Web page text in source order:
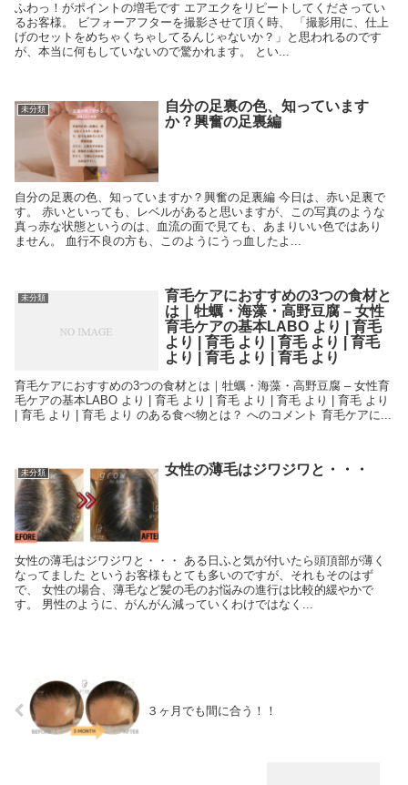
ふわっ！がポイントの増毛です エアエクをリピートしてくださってい
るお客様。 ビフォーアフターを撮影させて頂く時、 「撮影用に、仕上
げのセットをめちゃくちゃしてるんじゃないか？」と思われるのです
が、本当に何もしていないので驚かれます。 とい...
未分類
自分の足裏の色、知っています
か？興奮の足裏編
自分の足裏の色、知っていますか？興奮の足裏編 今日は、赤い足裏で
す。 赤いといっても、レベルがあると思いますが、この写真のような
真っ赤な状態というのは、血流の面で見ても、あまりいい色ではあり
ません。 血行不良の方も、このようにうっ血したよ...
未分類
育毛ケアにおすすめの3つの食材と
は｜牡蠣・海藻・高野豆腐 – 女性
育毛ケアの基本LABO より | 育毛
より | 育毛 より | 育毛 より | 育毛
より | 育毛 より | 育毛 より
育毛ケアにおすすめの3つの食材とは｜牡蠣・海藻・高野豆腐 – 女性育
毛ケアの基本LABO より | 育毛 より | 育毛 より | 育毛 より | 育毛 より
| 育毛 より | 育毛 より のある食べ物とは？ へのコメント 育毛ケアに...
未分類 女性の薄毛はジワジワと・・・
女性の薄毛はジワジワと・・・ ある日ふと気が付いたら頭頂部が薄く
なってました というお客様もとても多いのですが、それもそのはず
で、 女性の場合、薄毛など髪の毛のお悩みの進行は比較的緩やかで
す。 男性のように、がんがん減っていくわけではなく...
３ヶ月でも間に合う！！